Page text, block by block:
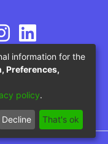
information for the
Preferences,
policy.
Decline That's ok